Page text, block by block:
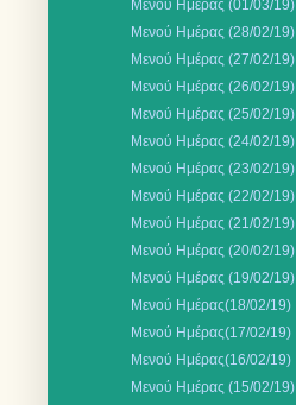
Μενού Ημέρας (01/03/19)
Μενού Ημέρας (28/02/19)
Μενού Ημέρας (27/02/19)
Μενού Ημέρας (26/02/19)
Μενού Ημέρας (25/02/19)
Μενού Ημέρας (24/02/19)
Μενού Ημέρας (23/02/19)
Μενού Ημέρας (22/02/19)
Μενού Ημέρας (21/02/19)
Μενού Ημέρας (20/02/19)
Μενού Ημέρας (19/02/19)
Mενού Ημέρας(18/02/19)
Μενού Ημέρας(17/02/19)
Μενού Ημέρας(16/02/19)
Μενού Ημέρας (15/02/19)